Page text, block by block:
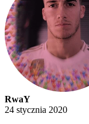
RwaY
24 stycznia 2020